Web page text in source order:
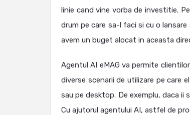
linie cand vine vorba de investitie.
drum pe care sa-l faci si cu o
avem un buget alocat in aceasta
Agentul AI eMAG va permite
diverse scenarii de utilizare pe care
sau pe desktop. De exemplu, daca ii
Cu ajutorul agentului AI, astfel de